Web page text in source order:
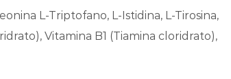
L-Triptofano, L-Istidina, L-Tirosina,
Vitamina B1 (Tiamina cloridrato),